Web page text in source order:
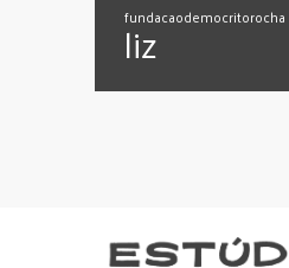
‎fundacaodemocritorocha
‪‎liz